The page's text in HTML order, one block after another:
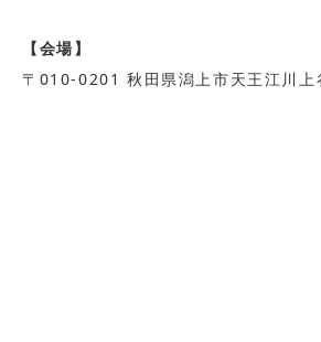
【会場】
〒010-0201 秋田県潟上市天王江川上